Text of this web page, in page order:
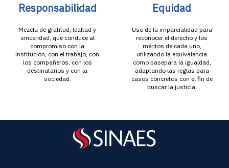
Responsabilidad
Mezcla de gratitud, lealtad y
sinceridad, que conduce al
compromiso con la
institución, con el trabajo, con
los compañeros, con los
destinatarios y con la
sociedad.
Equidad
Uso de la imparcialidad para
reconocer el derecho y los
méritos de cada uno,
utilizando la equivalencia
como basepara la igualdad,
adaptando las reglas para
casos concretos con el fin de
buscar la justicia.